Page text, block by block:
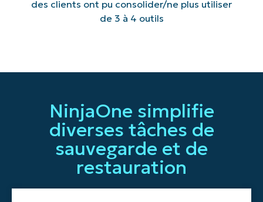
des clients ont pu consolider/ne plus utiliser
de 3 à 4 outils
NinjaOne simplifie
diverses tâches de
sauvegarde et de
restauration